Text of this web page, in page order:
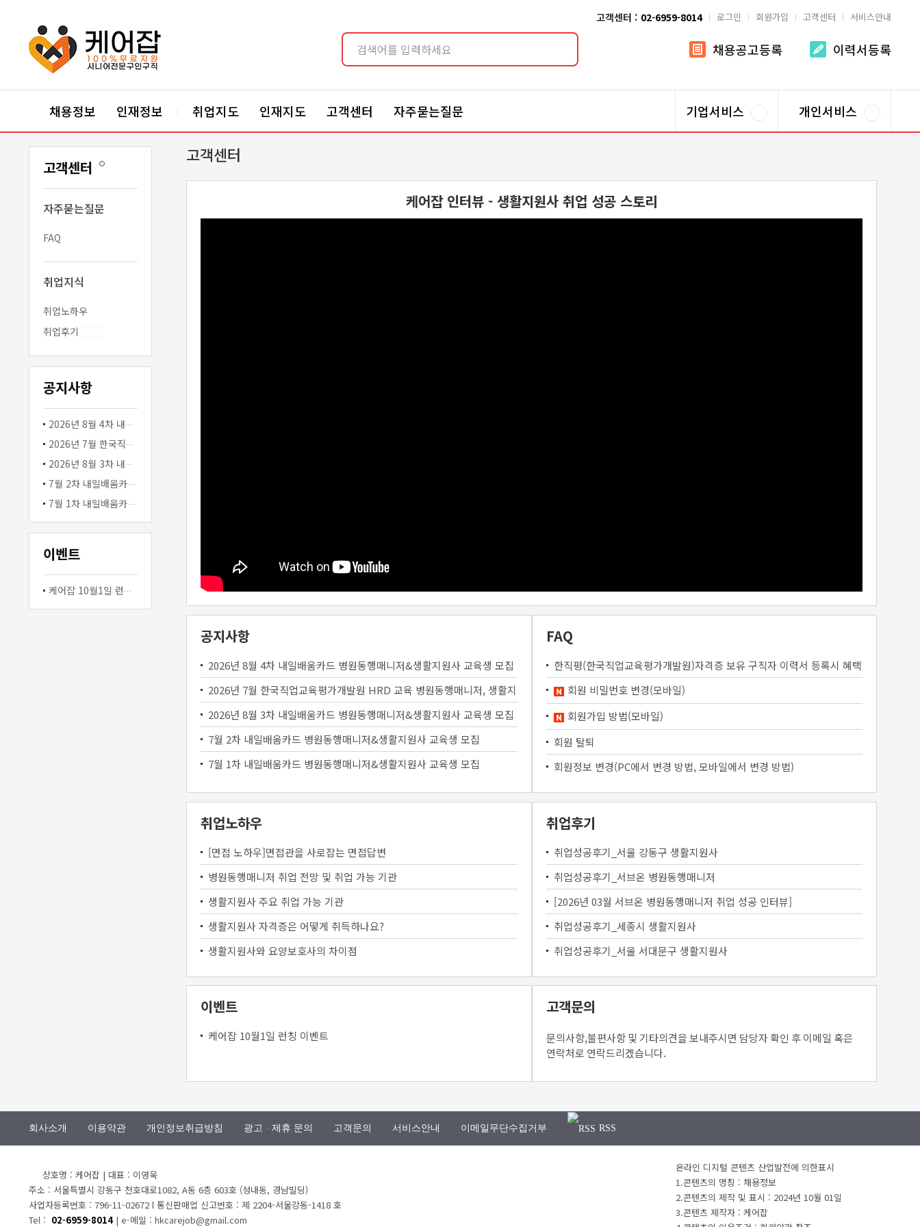
고객센터 : 02-6959-8014 로그인 회원가입 고객센터 서비스안내
케어잡 공식 취업지원센터
채용공고등록 이력서등록
채용정보 인재정보 취업지도 인재지도 고객센터 자주묻는질문 기업서비스 개인서비스
고객센터
자주묻는질문
FAQ
취업지식
취업노하우
취업후기
공지사항
2026년 8월 4차 내일배움카드 병원동행매니저&생활지원사 교육생 모집
2026년 7월 한국직업교육평가개발원 HRD 교육 병원동행매니저, 생활지원사 케어잡 취업지원 설명회
2026년 8월 3차 내일배움카드 병원동행매니저&생활지원사 교육생 모집
7월 2차 내일배움카드 병원동행매니저&생활지원사 교육생 모집
7월 1차 내일배움카드 병원동행매니저&생활지원사 교육생 모집
이벤트
케어잡 10월1일 런칭 이벤트
고객센터
케어잡 인터뷰 - 생활지원사 취업 성공 스토리
공지사항
2026년 8월 4차 내일배움카드 병원동행매니저&생활지원사 교육생 모집
2026년 7월 한국직업교육평가개발원 HRD 교육 병원동행매니저, 생활지원사 케어잡 취업지원 설명회
2026년 8월 3차 내일배움카드 병원동행매니저&생활지원사 교육생 모집
7월 2차 내일배움카드 병원동행매니저&생활지원사 교육생 모집
7월 1차 내일배움카드 병원동행매니저&생활지원사 교육생 모집
FAQ
한직평(한국직업교육평가개발원)자격증 보유 구직자 이력서 등록시 혜택
회원 비밀번호 변경(모바일)
회원가입 방법(모바일)
회원 탈퇴
회원정보 변경(PC에서 변경 방법, 모바일에서 변경 방법)
취업노하우
[면접 노하우]면접관을 사로잡는 면접답변
병원동행매니저 취업 전망 및 취업 가능 기관
생활지원사 주요 취업 가능 기관
생활지원사 자격증은 어떻게 취득하나요?
생활지원사와 요양보호사의 차이점
취업후기
취업성공후기_서울 강동구 생활지원사
취업성공후기_서브온 병원동행매니저
[2026년 03월 서브온 병원동행매니저 취업 성공 인터뷰]
취업성공후기_세종시 생활지원사
취업성공후기_서울 서대문구 생활지원사
이벤트
케어잡 10월1일 런칭 이벤트
고객문의
문의사항,불편사항 및 기타의견을 보내주시면 담당자 확인 후 이메일 혹은
연락처로 연락드리겠습니다.
회사소개 이용약관 개인정보취급방침 광고 · 제휴 문의 고객문의 서비스안내 이메일무단수집거부 RSS
상호명 : 케어잡 | 대표 : 이영욱
주소 : 서울특별시 강동구 천호대로1082, A동 6층 603호 (성내동, 경남빌딩)
사업자등록번호 : 796-11-02672 l 통신판매업 신고번호 : 제 2204-서울강동-1418 호
Tel : 02-6959-8014| e-메일 : hkcarejob@gmail.com
온라인 디지털 콘텐츠 산업발전에 의한표시
1.콘텐츠의 명칭 : 채용정보
2.콘텐츠의 제작 및 표시 : 2024년 10월 01일
3.콘텐츠 제작자 : 케어잡